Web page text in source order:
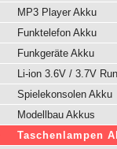
MP3 Player Akku
Funktelefon Akku
Funkgeräte Akku
Li-ion 3.6V / 3.7V
Spielekonsolen Akku
Modellbau Akkus
Taschenlampen